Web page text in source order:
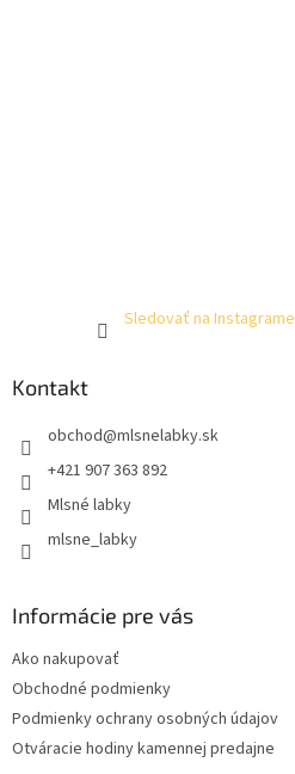
Sledovať na Instagrame
Kontakt
obchod@mlsnelabky.sk
+421 907 363 892
Mlsné labky
mlsne_labky
Informácie pre vás
Ako nakupovať
Obchodné podmienky
Podmienky ochrany osobných údajov
Otváracie hodiny kamennej predajne